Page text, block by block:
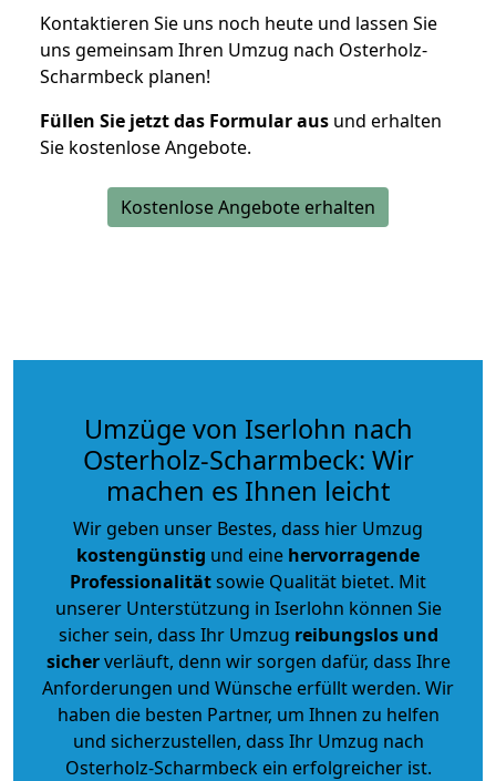
Kontaktieren Sie uns noch heute und lassen Sie
uns gemeinsam Ihren Umzug nach Osterholz-
Scharmbeck planen!
Füllen Sie jetzt das Formular aus und erhalten
Sie kostenlose Angebote.
Kostenlose Angebote erhalten
Umzüge von Iserlohn nach
Osterholz-Scharmbeck: Wir
machen es Ihnen leicht
Wir geben unser Bestes, dass hier Umzug
kostengünstig und eine hervorragende
Professionalitätsowie Qualität bietet. Mit
unserer Unterstützung in Iserlohn können Sie
sicher sein, dass Ihr Umzug reibungslos und
sicherverläuft, denn wir sorgen dafür, dass Ihre
Anforderungen und Wünsche erfüllt werden. Wir
haben die besten Partner, um Ihnen zu helfen
und sicherzustellen, dass Ihr Umzug nach
Osterholz-Scharmbeck ein erfolgreicher ist.